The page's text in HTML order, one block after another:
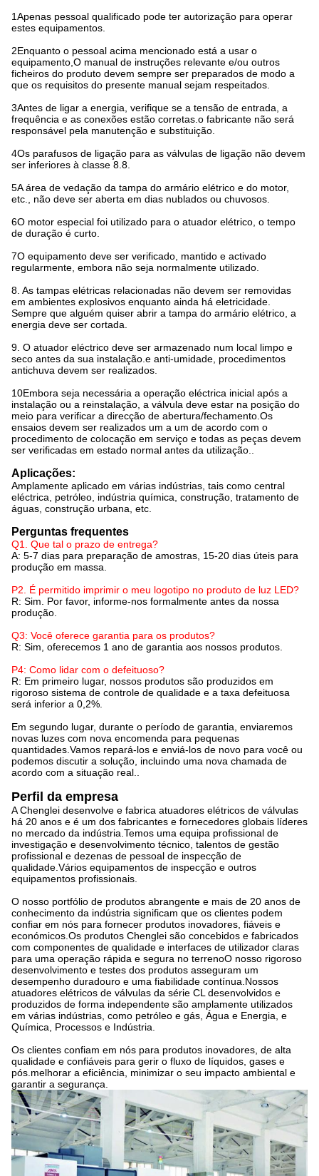
1Apenas pessoal qualificado pode ter autorização para operar
estes equipamentos.
2Enquanto o pessoal acima mencionado está a usar o
equipamento,O manual de instruções relevante e/ou outros
ficheiros do produto devem sempre ser preparados de modo a
que os requisitos do presente manual sejam respeitados.
3Antes de ligar a energia, verifique se a tensão de entrada, a
frequência e as conexões estão corretas.o fabricante não será
responsável pela manutenção e substituição.
4Os parafusos de ligação para as válvulas de ligação não devem
ser inferiores à classe 8.8.
5A área de vedação da tampa do armário elétrico e do motor,
etc., não deve ser aberta em dias nublados ou chuvosos.
6O motor especial foi utilizado para o atuador elétrico, o tempo
de duração é curto.
7O equipamento deve ser verificado, mantido e activado
regularmente, embora não seja normalmente utilizado.
8. As tampas elétricas relacionadas não devem ser removidas
em ambientes explosivos enquanto ainda há eletricidade.
Sempre que alguém quiser abrir a tampa do armário elétrico, a
energia deve ser cortada.
9. O atuador eléctrico deve ser armazenado num local limpo e
seco antes da sua instalação.e anti-umidade, procedimentos
antichuva devem ser realizados.
10Embora seja necessária a operação eléctrica inicial após a
instalação ou a reinstalação, a válvula deve estar na posição do
meio para verificar a direcção de abertura/fechamento.Os
ensaios devem ser realizados um a um de acordo com o
procedimento de colocação em serviço e todas as peças devem
ser verificadas em estado normal antes da utilização..
Aplicações:
Amplamente aplicado em várias indústrias, tais como central
eléctrica, petróleo, indústria química, construção, tratamento de
águas, construção urbana, etc.
Perguntas frequentes
Q1. Que tal o prazo de entrega?
A: 5-7 dias para preparação de amostras, 15-20 dias úteis para
produção em massa.
P2. É permitido imprimir o meu logotipo no produto de luz LED?
R: Sim. Por favor, informe-nos formalmente antes da nossa
produção.
Q3: Você oferece garantia para os produtos?
R: Sim, oferecemos 1 ano de garantia aos nossos produtos.
P4: Como lidar com o defeituoso?
R: Em primeiro lugar, nossos produtos são produzidos em
rigoroso sistema de controle de qualidade e a taxa defeituosa
será inferior a 0,2%.
Em segundo lugar, durante o período de garantia, enviaremos
novas luzes com nova encomenda para pequenas
quantidades.Vamos repará-los e enviá-los de novo para você ou
podemos discutir a solução, incluindo uma nova chamada de
acordo com a situação real..
Perfil da empresa
A Chenglei desenvolve e fabrica atuadores elétricos de válvulas
há 20 anos e é um dos fabricantes e fornecedores globais líderes
no mercado da indústria.Temos uma equipa profissional de
investigação e desenvolvimento técnico, talentos de gestão
profissional e dezenas de pessoal de inspecção de
qualidade.Vários equipamentos de inspecção e outros
equipamentos profissionais.
O nosso portfólio de produtos abrangente e mais de 20 anos de
conhecimento da indústria significam que os clientes podem
confiar em nós para fornecer produtos inovadores, fiáveis e
económicos.Os produtos Chenglei são concebidos e fabricados
com componentes de qualidade e interfaces de utilizador claras
para uma operação rápida e segura no terrenoO nosso rigoroso
desenvolvimento e testes dos produtos asseguram um
desempenho duradouro e uma fiabilidade contínua.Nossos
atuadores elétricos de válvulas da série CL desenvolvidos e
produzidos de forma independente são amplamente utilizados
em várias indústrias, como petróleo e gás, Água e Energia, e
Química, Processos e Indústria.
Os clientes confiam em nós para produtos inovadores, de alta
qualidade e confiáveis para gerir o fluxo de líquidos, gases e
pós.melhorar a eficiência, minimizar o seu impacto ambiental e
garantir a segurança.